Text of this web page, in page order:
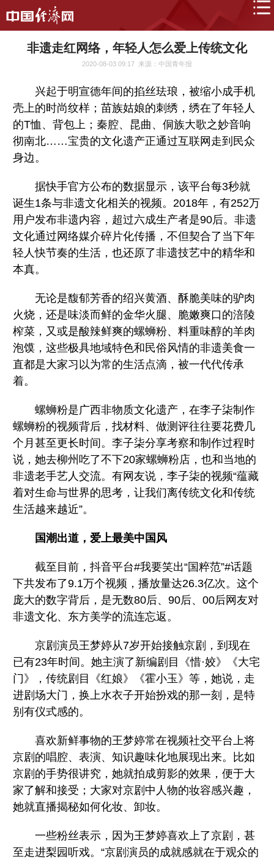
非遗走红网络，年轻人怎么爱上传统文化
2020-08-03 09:17 来源：中国青年报
兴起于明宣德年间的掐丝珐琅，被缩小成手机
壳上的时尚纹样；苗族姑娘的刺绣，绣在了年轻人
的T恤、背包上；秦腔、昆曲、侗族大歌之妙音响
彻南北……宝贵的文化遗产正通过互联网走到民众
身边。
据快手官方公布的数据显示，该平台每3秒就
诞生1条与非遗文化相关的视频。2018年，有252万
用户发布非遗内容，超过六成生产者是90后。非遗
文化通过网络媒介碎片化传播，不但契合了当下年
轻人快节奏的生活，也还原了非遗技艺中的精华和
本真。
无论是馥郁芳香的绍兴黄酒、酥脆美味的驴肉
火烧，还是味淡而鲜的金华火腿、脆嫩爽口的涪陵
榨菜，又或是酸辣鲜爽的螺蛳粉、料重味醇的羊肉
泡馍，这些极具地域特色和民俗风情的非遗美食一
直都是大家习以为常的生活点滴，被一代代传承
着。
螺蛳粉是广西非物质文化遗产，在李子柒制作
螺蛳粉的视频背后，找材料、做测评往往要花费几
个月甚至更长时间。李子柒分享考察和制作过程时
说，她去柳州吃了不下20家螺蛳粉店，也和当地的
非遗老手艺人交流。有网友说，李子柒的视频“蕴藏
着对生命与世界的思考，让我们离传统文化和传统
生活越来越近”。
国潮出道，爱上最美中国风
截至目前，抖音平台#我要笑出“国粹范”#话题
下共发布了9.1万个视频，播放量达26.3亿次。这个
庞大的数字背后，是无数80后、90后、00后网友对
非遗文化、东方美学的流连忘返。
京剧演员王梦婷从7岁开始接触京剧，到现在
已有23年时间。她主演了新编剧目《惜·姣》《大宅
门》，传统剧目《红娘》《霍小玉》等，她说，走
进剧场大门，换上水衣子开始扮戏的那一刻，是特
别有仪式感的。
喜欢新鲜事物的王梦婷常在视频社交平台上将
京剧的唱腔、表演、知识趣味化地展现出来。比如
京剧的手势很讲究，她就拍成剪影的效果，便于大
家了解和接受；大家对京剧中人物的妆容感兴趣，
她就直播揭秘如何化妆、卸妆。
一些粉丝表示，因为王梦婷喜欢上了京剧，甚
至走进梨园听戏。“京剧演员的成就感就在于观众的